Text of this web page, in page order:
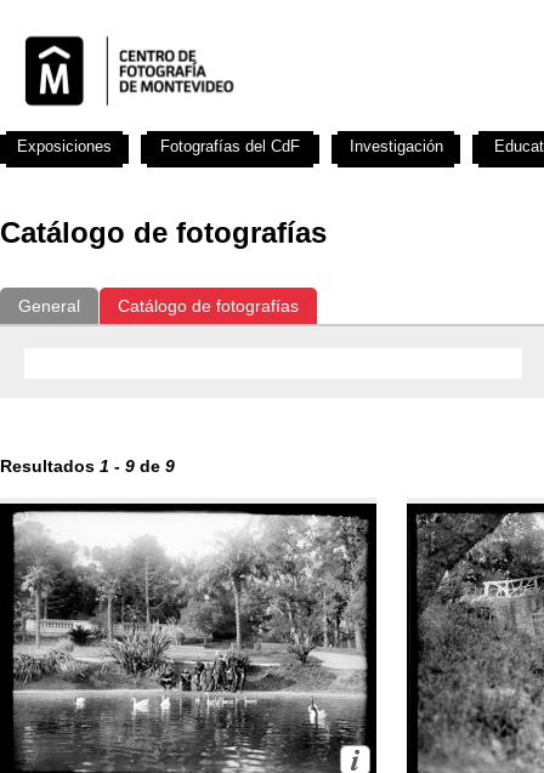
Catálogo de fotografías
General Catálogo de fotografías
Resultados 1 - 9 de 9
Exposiciones Fotografías del CdF Investigación